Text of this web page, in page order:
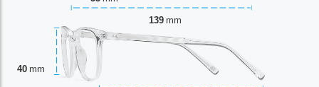
40 mm
139 mm